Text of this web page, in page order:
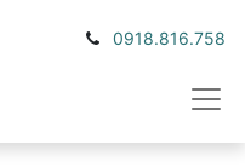
0918.816.758